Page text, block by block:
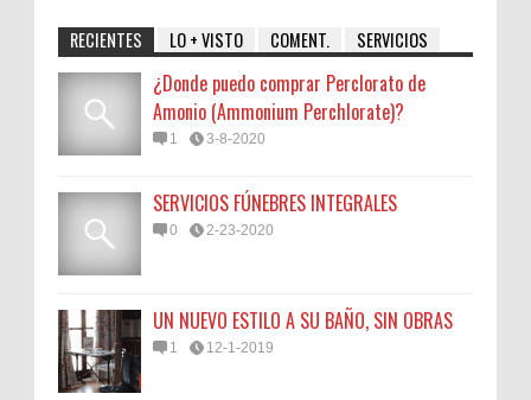
RECIENTES LO + VISTO COMENT. SERVICIOS
¿Donde puedo comprar Perclorato de
Amonio (Ammonium Perchlorate)?
1 3-8-2020
SERVICIOS FÚNEBRES INTEGRALES
0 2-23-2020
UN NUEVO ESTILO A SU BAÑO, SIN OBRAS
1 12-1-2019